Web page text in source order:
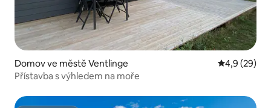
Domov ve městě Ventlinge Průměrné
4,9 (29)
Přístavba s výhledem na moře